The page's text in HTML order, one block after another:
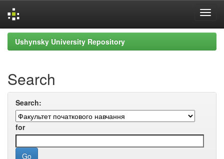
Skip
navigation
Ushynsky University Repository
Search
Search:
for